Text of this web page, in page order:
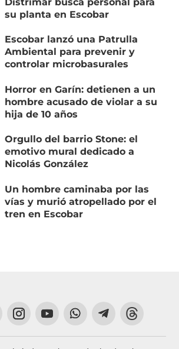
su planta en Escobar
Escobar lanzó una Patrulla
Ambiental para prevenir y
controlar microbasurales
Horror en Garín: detienen a un
hombre acusado de violar a su
hija de 10 años
Orgullo del barrio Stone: el
emotivo mural dedicado a
Nicolás González
Un hombre caminaba por las
vías y murió atropellado por el
tren en Escobar